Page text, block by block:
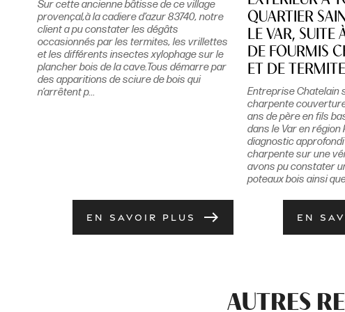
Sur cette ancienne bâtisse de ce village
provençal,à la cadiere d’azur 83740, notre
client a pu constater les dégâts
occasionnés par les termites, les vrillettes
et les différents insectes xylophage sur le
plancher bois de la cave.Tous démarre par
des apparitions de sciure de bois qui
n’arrêtent p...
EN SAVOIR PLUS east
QUARTIER
LE VAR, SUITE
DE FOURMIS
ET DE
Entreprise Chatelain
charpente
ans de père en fils
dans le Var en région
diagnostic
charpente sur une
avons pu constater
poteaux bois ainsi
EN
AUTRES